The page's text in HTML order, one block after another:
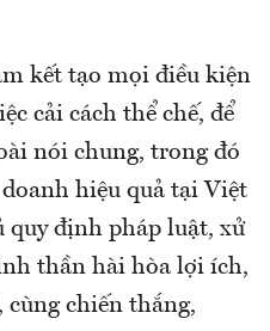
kết tạo mọi điều kiện
cải cách thể chế, để
nói chung, trong đó
hiệu quả tại Việt
quy định pháp luật, xử
thần hài hòa lợi ích,
cùng chiến thắng,